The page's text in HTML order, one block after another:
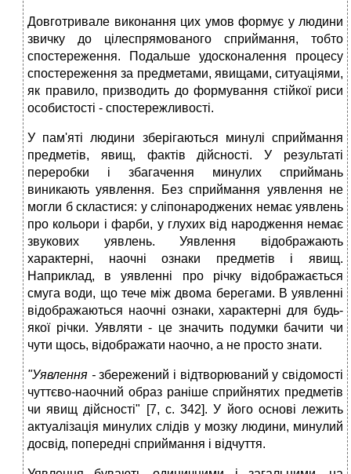
Довготривале виконання цих умов формує у людини
звичку до цілеспрямованого сприймання, тобто
спостереження. Подальше удосконалення процесу
спостереження за предметами, явищами, ситуаціями,
як правило, призводить до формування стійкої риси
особистості - спостережливості.
У пам'яті людини зберігаються минулі сприймання
предметів, явищ, фактів дійсності. У результаті
переробки і збагачення минулих сприймань
виникають уявлення. Без сприймання уявлення не
могли б скластися: у сліпонароджених немає уявлень
про кольори і фарби, у глухих від народження немає
звукових уявлень. Уявлення відображають
характерні, наочні ознаки предметів і явищ.
Наприклад, в уявленні про річку відображається
смуга води, що тече між двома берегами. В уявленні
відображаються наочні ознаки, характерні для будь-
якої річки. Уявляти - це значить подумки бачити чи
чути щось, відображати наочно, а не просто знати.
"Уявлення -збережений і відтворюваний у свідомості
чуттєво-наочний образ раніше сприйнятих предметів
чи явищ дійсності" [7, с. 342]. У його основі лежить
актуалізація минулих слідів у мозку людини, минулий
досвід, попередні сприймання і відчуття.